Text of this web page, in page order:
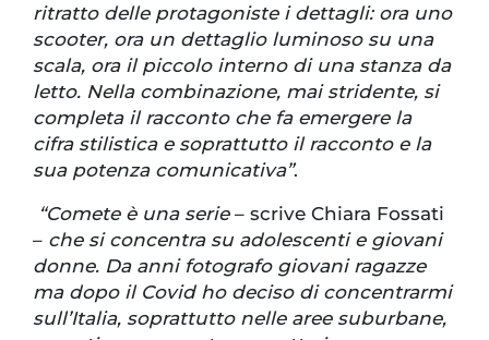
ritratto delle protagoniste i dettagli: ora uno
scooter, ora un dettaglio luminoso su una
scala, ora il piccolo interno di una stanza da
letto. Nella combinazione, mai stridente, si
completa il racconto che fa emergere la
cifra stilistica e soprattutto il racconto e la
sua potenza comunicativa”.
“Comete è una serie– scrive Chiara Fossati
– che si concentra su adolescenti e giovani
donne. Da anni fotografo giovani ragazze
ma dopo il Covid ho deciso di concentrarmi
sull’Italia, soprattutto nelle aree suburbane,